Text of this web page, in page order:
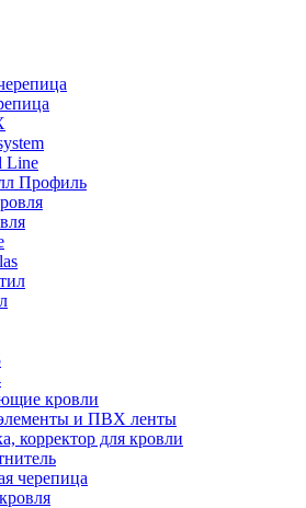
Line
Профиль
кровли
и ПВХ ленты
корректор для кровли
черепица